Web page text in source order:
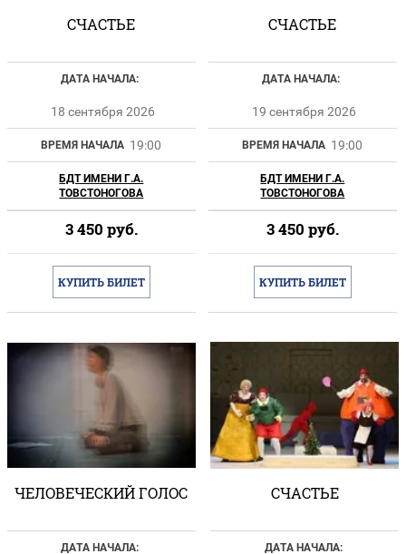
СЧАСТЬЕ
ДАТА НАЧАЛА:
18 сентября 2026
ВРЕМЯ НАЧАЛА 19:00
БДТ ИМЕНИ Г.А.
ТОВСТОНОГОВА
3 450 руб.
КУПИТЬ БИЛЕТ
СЧАСТЬЕ
ДАТА НАЧАЛА:
19 сентября 2026
ВРЕМЯ НАЧАЛА 19:00
БДТ ИМЕНИ Г.А.
ТОВСТОНОГОВА
3 450 руб.
КУПИТЬ БИЛЕТ
ЧЕЛОВЕЧЕСКИЙ ГОЛОС
ДАТА НАЧАЛА:
СЧАСТЬЕ
ДАТА НАЧАЛА: